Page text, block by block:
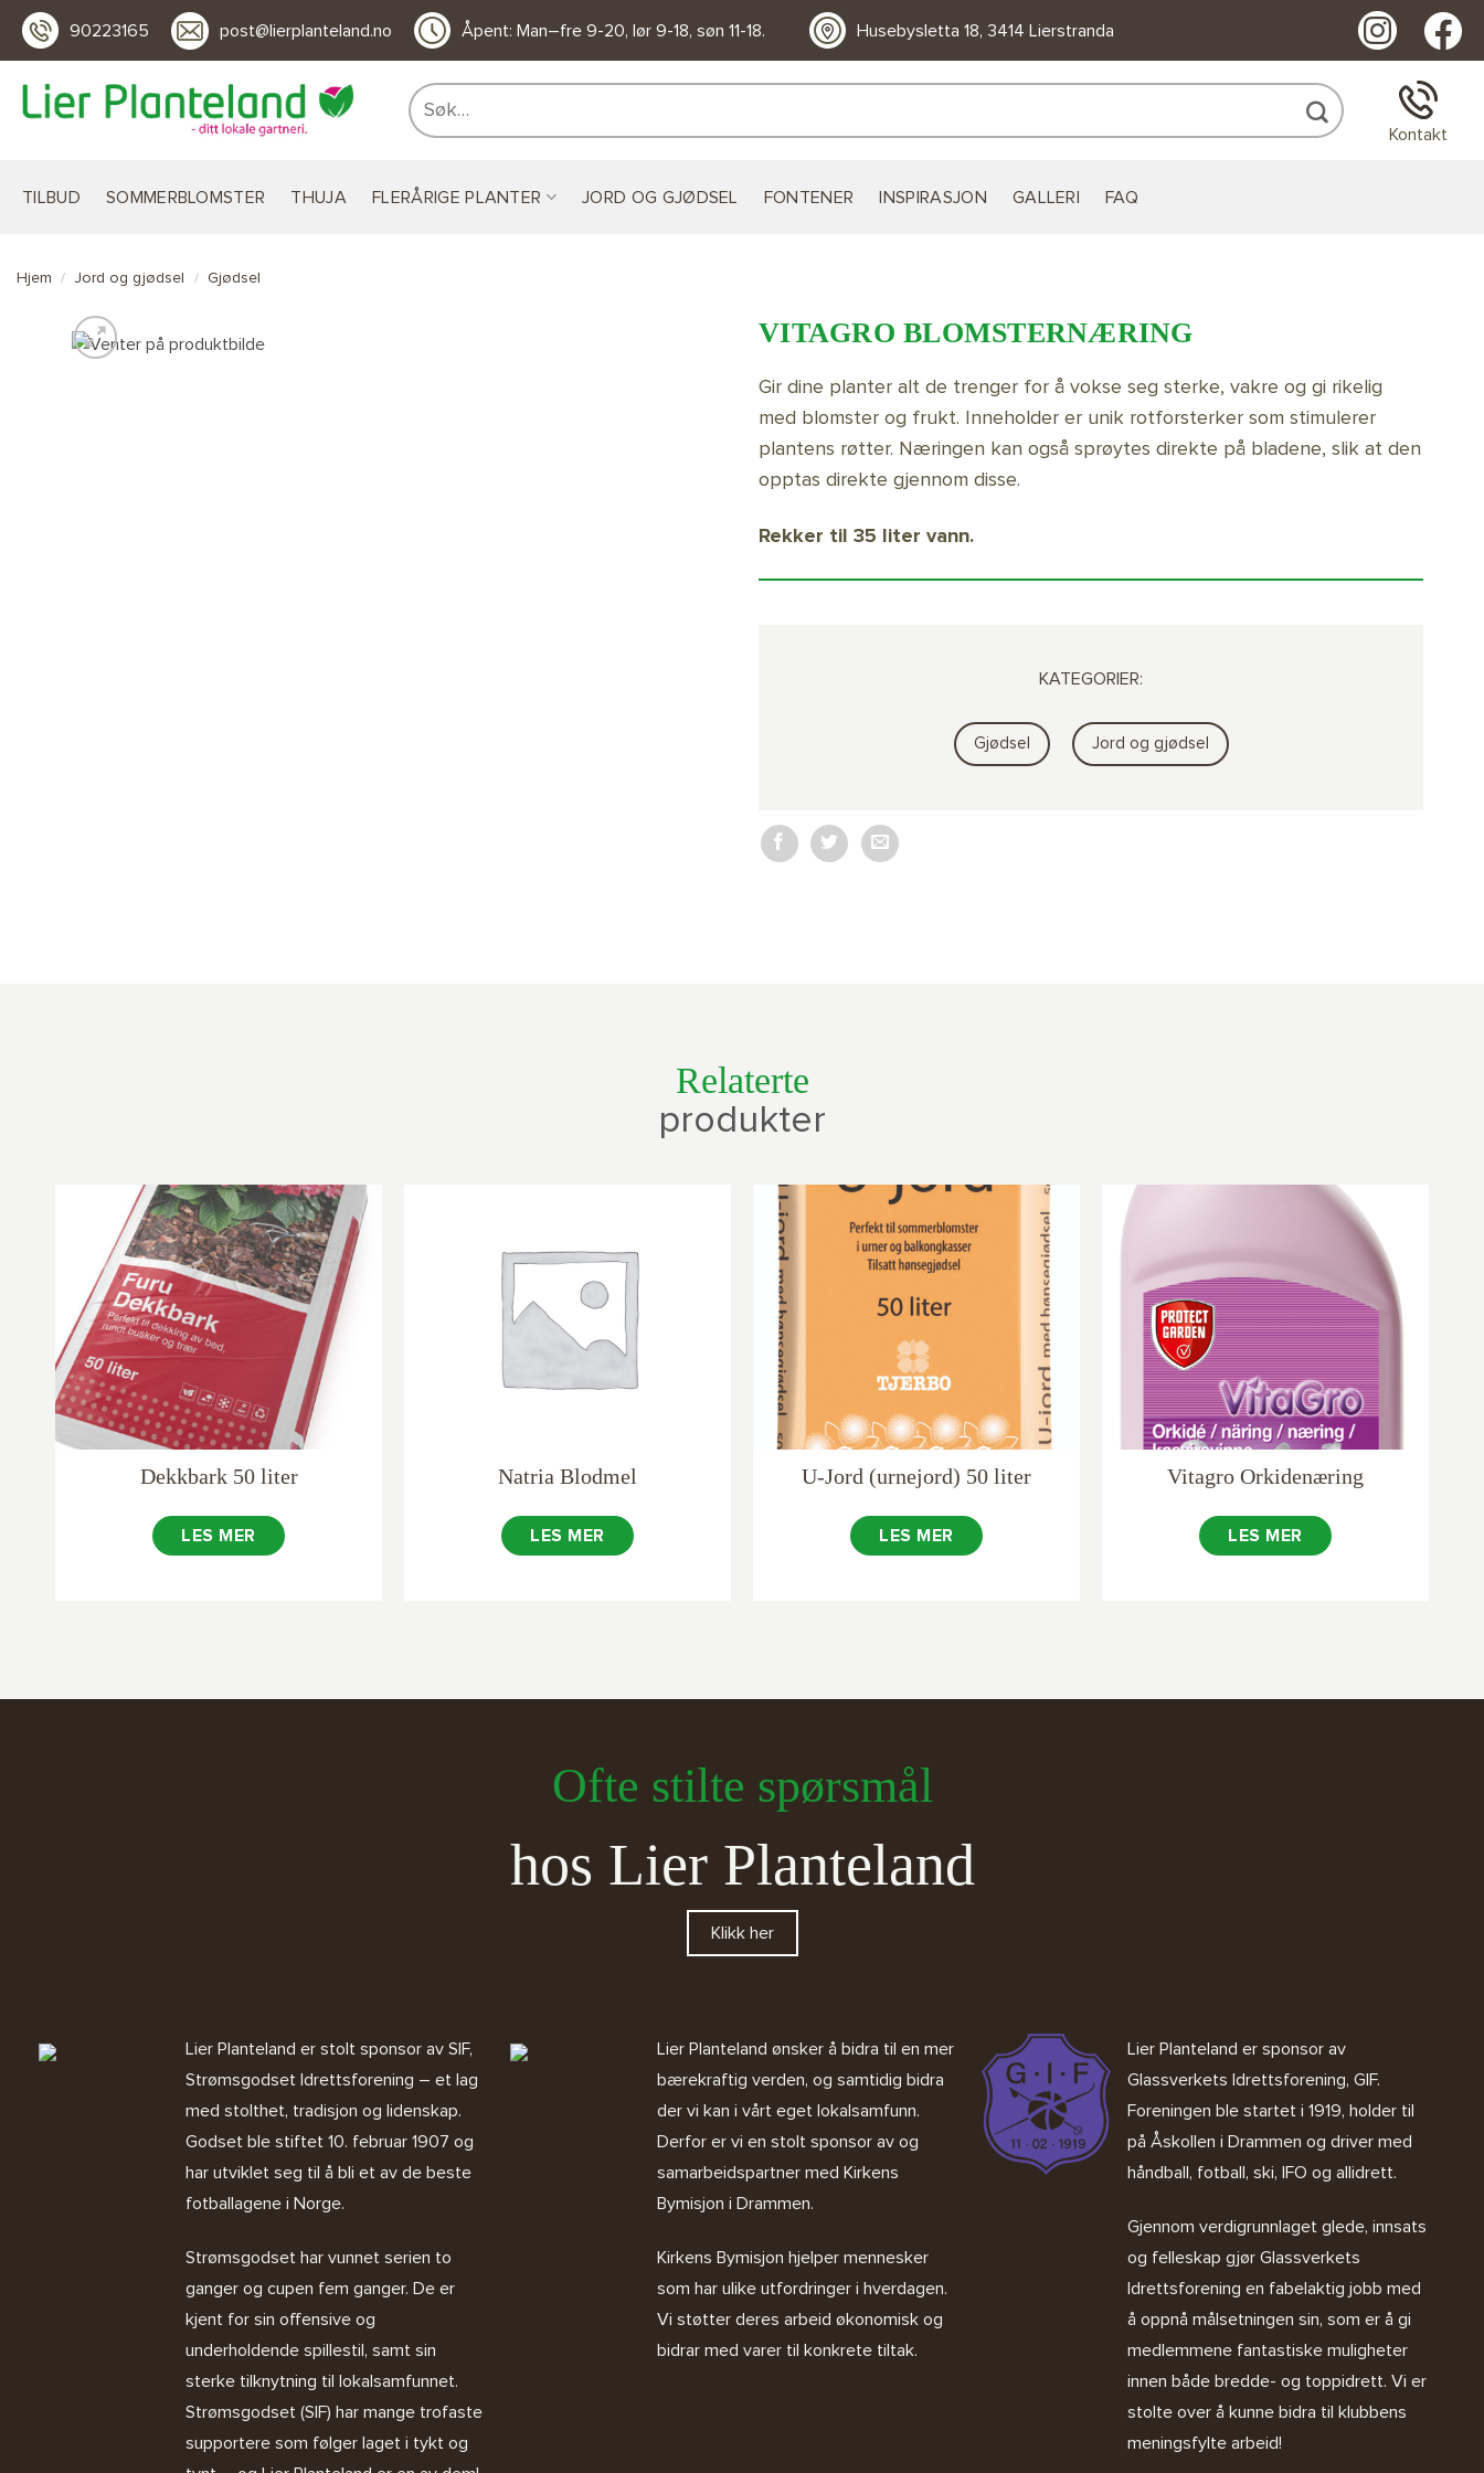
Skip
90223165 post@lierplanteland.no Åpent: Man–fre 9-20, lør 9-18, søn 11-18. Husebysletta 18, 3414 Lierstranda
Søk
etter:
Kontakt
TILBUD SOMMERBLOMSTER THUJA FLERÅRIGE PLANTER JORD OG GJØDSEL FONTENER INSPIRASJON GALLERI FAQ
Hjem / Jord og gjødsel / Gjødsel
VITAGRO BLOMSTERNÆRING
Gir dine planter alt de trenger for å vokse seg sterke, vakre og gi rikelig
med blomster og frukt. Inneholder er unik rotforsterker som stimulerer
plantens røtter. Næringen kan også sprøytes direkte på bladene, slik at den
opptas direkte gjennom disse.
Rekker til 35 liter vann.
KATEGORIER:
Gjødsel Jord og gjødsel
Relaterte
produkter
Dekkbark 50 liter
LES MER
Natria Blodmel
LES MER
U-Jord (urnejord) 50 liter
LES MER
Vitagro Orkidenæring
LES MER
Ofte stilte spørsmål
hos Lier Planteland
Klikk her
Lier Planteland er stolt sponsor av SIF,
Strømsgodset Idrettsforening – et lag
med stolthet, tradisjon og lidenskap.
Godset ble stiftet 10. februar 1907 og
har utviklet seg til å bli et av de beste
fotballagene i Norge.
Strømsgodset har vunnet serien to
ganger og cupen fem ganger. De er
kjent for sin offensive og
underholdende spillestil, samt sin
sterke tilknytning til lokalsamfunnet.
Strømsgodset (SIF) har mange trofaste
supportere som følger laget i tykt og
Lier Planteland ønsker å bidra til en mer
bærekraftig verden, og samtidig bidra
der vi kan i vårt eget lokalsamfunn.
Derfor er vi en stolt sponsor av og
samarbeidspartner med Kirkens
Bymisjon i Drammen.
Kirkens Bymisjon hjelper mennesker
som har ulike utfordringer i hverdagen.
Vi støtter deres arbeid økonomisk og
bidrar med varer til konkrete tiltak.
Lier Planteland er sponsor av
Glassverkets Idrettsforening, GIF.
Foreningen ble startet i 1919, holder til
på Åskollen i Drammen og driver med
håndball, fotball, ski, IFO og allidrett.
Gjennom verdigrunnlaget glede, innsats
og felleskap gjør Glassverkets
Idrettsforening en fabelaktig jobb med
å oppnå målsetningen sin, som er å gi
medlemmene fantastiske muligheter
innen både bredde- og toppidrett. Vi er
stolte over å kunne bidra til klubbens
meningsfylte arbeid!